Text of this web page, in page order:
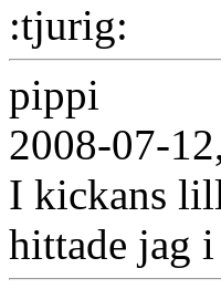
:tjurig:
pippi
2008-07-
I kickans
hittade jag